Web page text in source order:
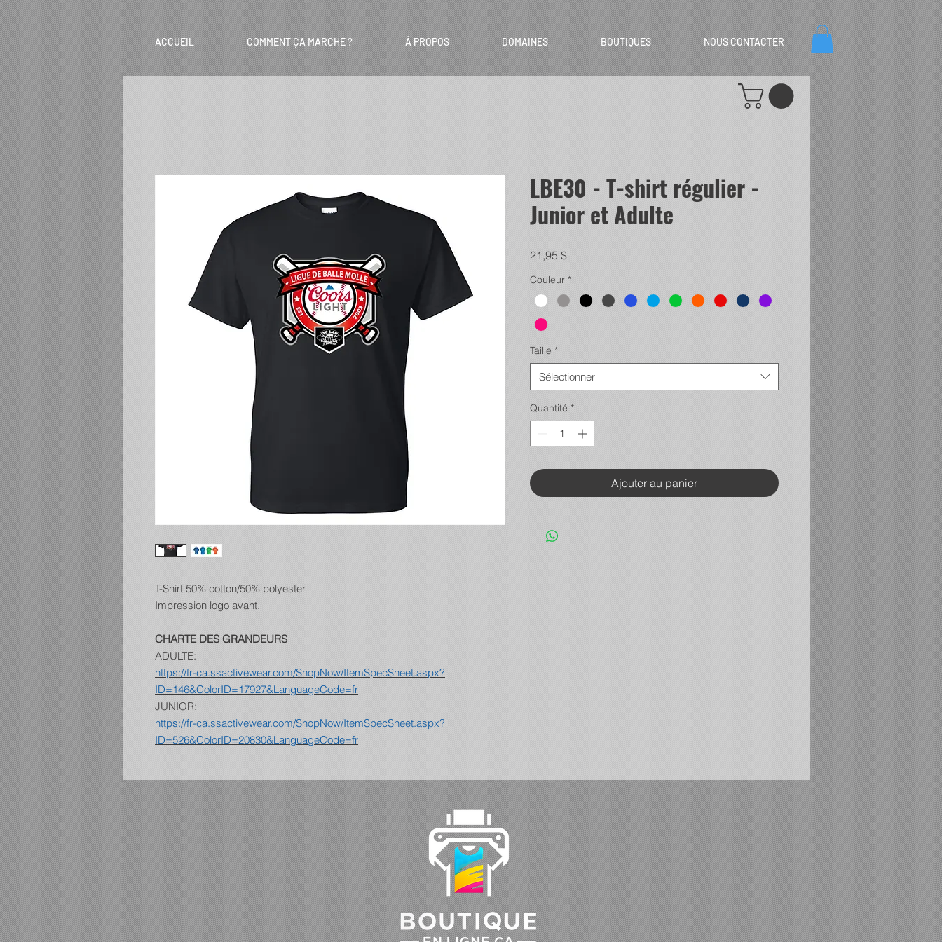
ACCUEIL COMMENT ÇA MARCHE ? À PROPOS DOMAINES BOUTIQUES NOUS CONTACTER
T-Shirt 50% cotton/50% polyester
Impression logo avant.
CHARTE DES GRANDEURS
ADULTE:
https://fr-ca.ssactivewear.com/ShopNow/ItemSpecSheet.aspx?
ID=146&ColorID=17927&LanguageCode=fr
JUNIOR:
https://fr-ca.ssactivewear.com/ShopNow/ItemSpecSheet.aspx?
ID=526&ColorID=20830&LanguageCode=fr
LBE30 - T-shirt régulier -
Junior et Adulte
21,95 $Prix
Couleur *
Taille *
Sélectionner
Quantité *
Ajouter au panier